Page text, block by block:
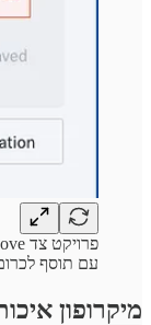
עם תוסף
מיקרופון